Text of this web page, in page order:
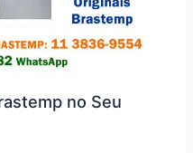
no Seu